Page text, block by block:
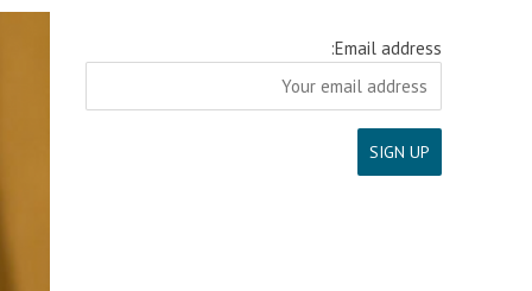
Email address: